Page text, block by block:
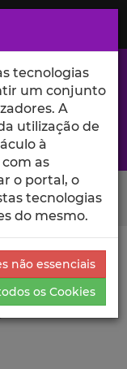
Iscte
Detalhada da
tecnologias
um conjunto
A
utilização de
à
as
o portal, o
tecnologias
do mesmo.
não essenciais
os Cookies